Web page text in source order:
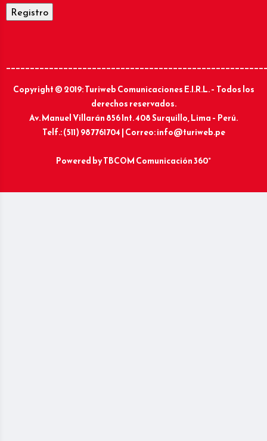
Copyright © 2019: Turiweb Comunicaciones E.I.R.L. – Todos los
derechos reservados.
Av. Manuel Villarán 856 Int. 408 Surquillo, Lima – Perú.
Telf.: (511) 987761704 | Correo: info@turiweb.pe
Powered byTBCOM Comunicación 360°